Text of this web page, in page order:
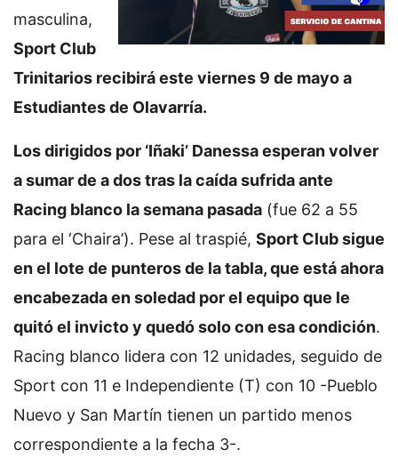
masculina,
Sport Club
Trinitarios recibirá este viernes 9 de mayo a
Estudiantes de Olavarría.
Los dirigidos por ‘Iñaki’ Danessa esperan volver
a sumar de a dos tras la caída sufrida ante
Racing blanco la semana pasada (fue 62 a 55
para el ‘Chaira’). Pese al traspié, Sport Club sigue
en el lote de punteros de la tabla, que está ahora
encabezada en soledad por el equipo que le
quitó el invicto y quedó solo con esa condición.
Racing blanco lidera con 12 unidades, seguido de
Sport con 11 e Independiente (T) con 10 -Pueblo
Nuevo y San Martín tienen un partido menos
correspondiente a la fecha 3-.